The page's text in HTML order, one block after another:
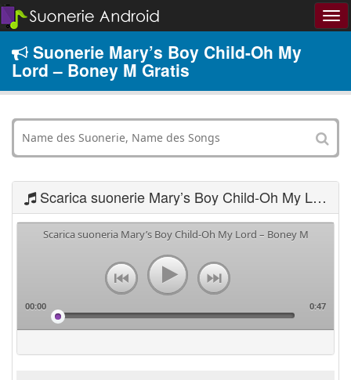
Suonerie Mary’s Boy Child-Oh My
Lord – Boney M Gratis
Scarica suonerie Mary’s Boy Child-Oh My Lord – Boney M
Scarica suoneria Mary’s Boy Child-Oh My Lord – Boney M
00:00 0:47